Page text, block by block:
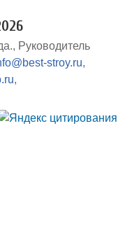
Руководитель
stroy.ru